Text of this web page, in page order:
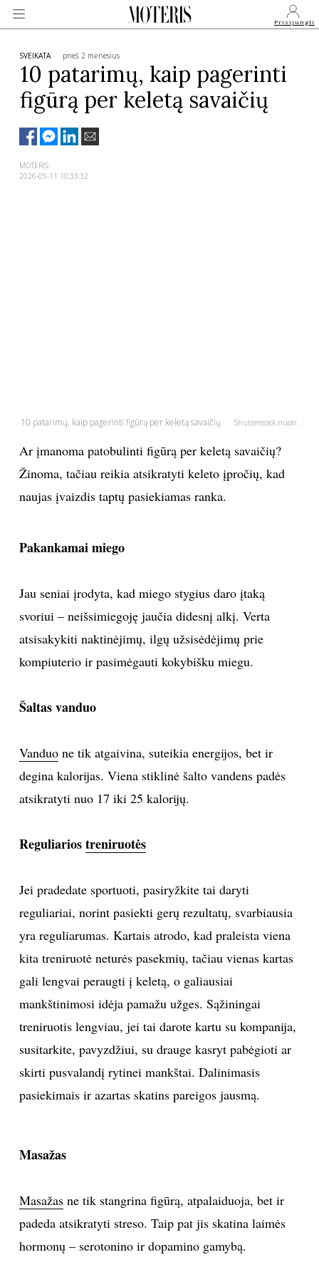
Prisijungti
VEIDAI
MONARCHIJA
ASTROLOGIJA
KULTŪRA
LAISVALAIKIS
MUZIKA
TEATRAS
SPORTAS
MENAS
KNYGOS
INTERJERAS
NAMAI
RECEPTAI
KONTAKTAI
SVEIKATA prieš 2 mėnesius
10 patarimų, kaip pagerinti
figūrą per keletą savaičių
MOTERIS
2026-05-11 10:33:32
10 patarimų, kaip pagerinti figūrą per keletą savaičių Shutterstock nuotr.
Ar įmanoma patobulinti figūrą per keletą savaičių?
Žinoma, tačiau reikia atsikratyti keleto įpročių, kad
naujas įvaizdis taptų pasiekiamas ranka.
Pakankamai miego
Jau seniai įrodyta, kad miego stygius daro įtaką
svoriui – neišsimiegoję jaučia didesnį alkį. Verta
atsisakykiti naktinėjimų, ilgų užsisėdėjimų prie
kompiuterio ir pasimėgauti kokybišku miegu.
Šaltas vanduo
Vanduone tik atgaivina, suteikia energijos, bet ir
degina kalorijas. Viena stiklinė šalto vandens padės
atsikratyti nuo 17 iki 25 kalorijų.
Reguliariostreniruotės
Jei pradedate sportuoti, pasiryžkite tai daryti
reguliariai, norint pasiekti gerų rezultatų, svarbiausia
yra reguliarumas. Kartais atrodo, kad praleista viena
kita treniruotė neturės pasekmių, tačiau vienas kartas
gali lengvai peraugti į keletą, o galiausiai
mankštinimosi idėja pamažu užges. Sąžiningai
treniruotis lengviau, jei tai darote kartu su kompanija,
susitarkite, pavyzdžiui, su drauge kasryt pabėgioti ar
skirti pusvalandį rytinei mankštai. Dalinimasis
pasiekimais ir azartas skatins pareigos jausmą.
Masažas
Masažasne tik stangrina figūrą, atpalaiduoja, bet ir
padeda atsikratyti streso. Taip pat jis skatina laimės
hormonų – serotonino ir dopamino gamybą.